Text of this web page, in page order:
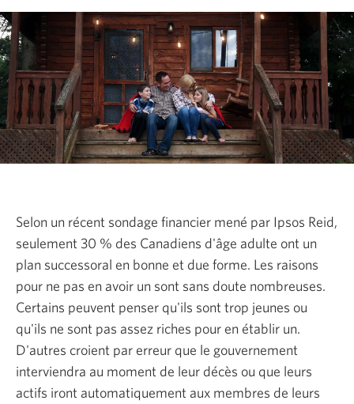
Selon un récent sondage financier mené par Ipsos Reid,
seulement 30 % des Canadiens d'âge adulte ont un
plan successoral en bonne et due forme. Les raisons
pour ne pas en avoir un sont sans doute nombreuses.
Certains peuvent penser qu'ils sont trop jeunes ou
qu'ils ne sont pas assez riches pour en établir un.
D'autres croient par erreur que le gouvernement
interviendra au moment de leur décès ou que leurs
actifs iront automatiquement aux membres de leurs